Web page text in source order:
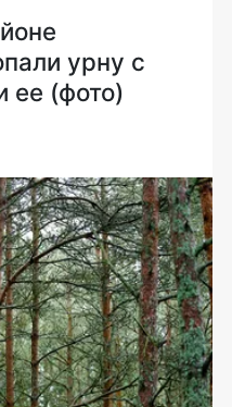
урну с
ее (фото)